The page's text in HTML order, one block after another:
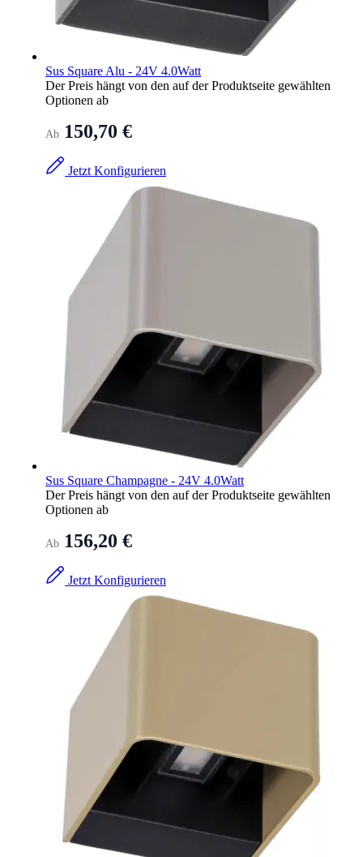
Sus Square Alu - 24V 4.0Watt
Der Preis hängt von den auf der Produktseite gewählten
Optionen ab
Ab 150,70 €
Jetzt Konfigurieren
Sus Square Champagne - 24V 4.0Watt
Der Preis hängt von den auf der Produktseite gewählten
Optionen ab
Ab 156,20 €
Jetzt Konfigurieren